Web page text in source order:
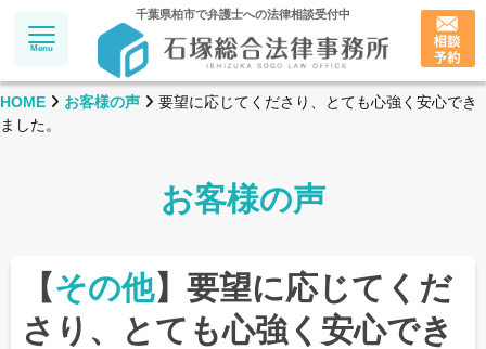
千葉県柏市で弁護士への法律相談受付中
HOME お客様の声
要望に応じてくださり、とても心強く安心でき
ました。
お客様の声
【その他】要望に応じてくだ
さり、とても心強く安心でき
Menu